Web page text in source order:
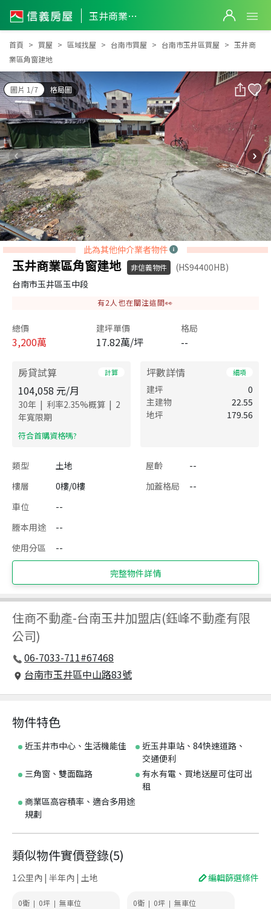
玉井商業區角窗建地
玉井商業區角窗建地
首頁 買屋 區域找屋 台南市買屋 台南市玉井區買屋
玉井商
業區角窗建地
圖片 1/7 格局圖
此為其他仲介業者物件
玉井商業區角窗建地 非信義物件
(HS94400HB)
台南市玉井區玉中段
有2 人也在關注這間👀
總價
3,200萬
建坪單價
17.82萬/坪
格局
--
房貸試算 計算
104,058 元/月
30年 | 利率2.35%概算 | 2
年寬限期
​符合首購資格嗎?
坪數詳情 細項
建坪
0
主建物
22.55
地坪
179.56
類型 土地 屋齡
--
樓層
0樓/0樓 加蓋格局
--
車位
--
謄本用途
--
使用分區
--
完整物件詳情
住商不動產-台南玉井加盟店(鈺峰不動產有限
公司)
06-7033-711#67468
台南市玉井區中山路83號
物件特色
近玉井市中心、生活機能佳
近玉井車站、84快速道路、
交通便利
三角窗、雙面臨路
有水有電、買地送屋可住可出
租
商業區高容積率、適合多用途
規劃
類似物件實價登錄(5)
1公里內 | 半年內 | 土地 編輯篩選條件
0衛 | 0坪 | 無車位 0衛 | 0坪 | 無車位